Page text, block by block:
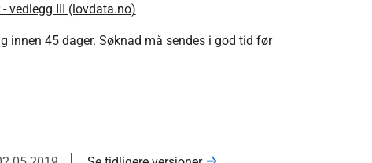
vedlegg III (lovdata.no)
innen 45 dager. Søknad må sendes i god tid før